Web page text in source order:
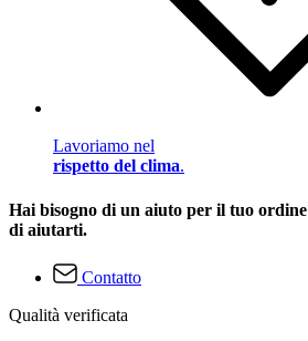
Lavoriamo nel
rispetto del clima.
Hai bisogno di un aiuto per il tuo
di aiutarti.
Contatto
Qualità verificata